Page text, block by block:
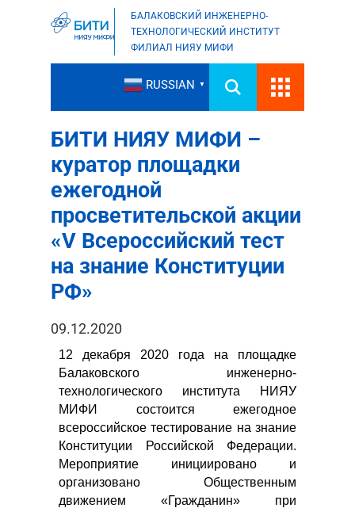
БАЛАКОВСКИЙ ИНЖЕНЕРНО-
ТЕХНОЛОГИЧЕСКИЙ ИНСТИТУТ
ФИЛИАЛ НИЯУ МИФИ
RUSSIAN ▼
БИТИ НИЯУ МИФИ –
куратор площадки
ежегодной
просветительской акции
«V Всероссийский тест
на знание Конституции
РФ»
09.12.2020
12 декабря 2020 года на площадке
Балаковского инженерно-
технологического института НИЯУ
МИФИ состоится ежегодное
всероссийское тестирование на знание
Конституции Российской Федерации.
Мероприятие инициировано и
организовано Общественным
движением «Гражданин» при